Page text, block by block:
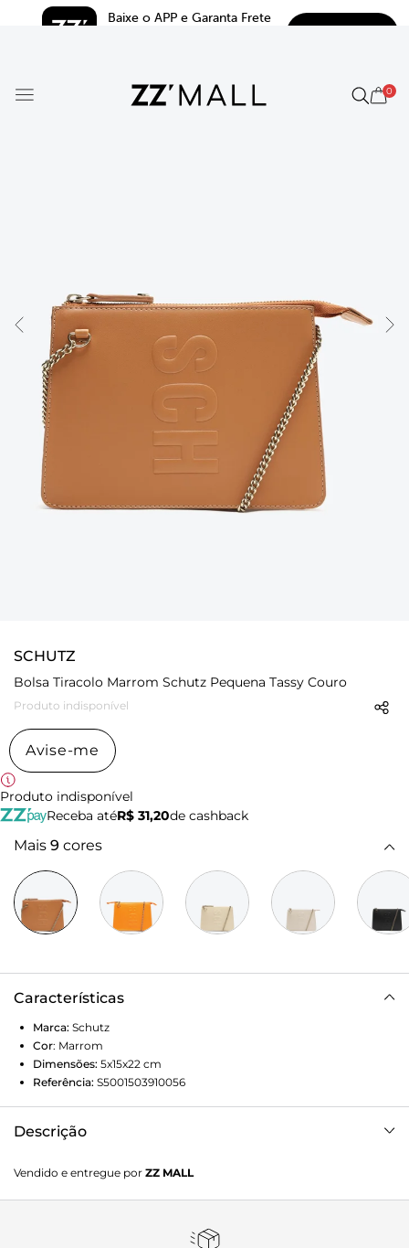
Baixe o APP e Garanta Frete
0
SCHUTZ
Bolsa Tiracolo Marrom Schutz Pequena Tassy Couro
Produto indisponível
Avise-me
Produto indisponível
Receba atéR$ 31,20de cashback
Mais 9 cores
Características
Marca: Schutz
Cor: Marrom
Dimensões: 5x15x22 cm
Referência: S5001503910056
Descrição
nessa bolsa tiracolo marrom ela aparece em proposta
refinada, com linhas minimalistas e acabamento
charme à parte e adiciona um mood sofisticado às suas
Vendido e entregue por ZZ MALL